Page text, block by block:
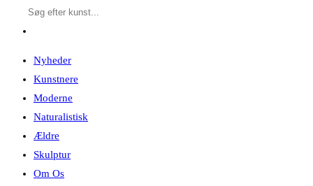
Nyheder
Kunstnere
Moderne
Naturalistisk
Ældre
Skulptur
Om Os